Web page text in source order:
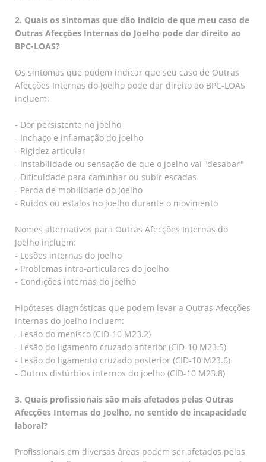
2. Quais os sintomas que dão indício de que meu caso de
Outras Afecções Internas do Joelho pode dar direito ao
BPC-LOAS?
Os sintomas que podem indicar que seu caso de Outras
Afecções Internas do Joelho pode dar direito ao BPC-LOAS
incluem:
- Dor persistente no joelho
- Inchaço e inflamação do joelho
- Rigidez articular
- Instabilidade ou sensação de que o joelho vai "desabar"
- Dificuldade para caminhar ou subir escadas
- Perda de mobilidade do joelho
- Ruídos ou estalos no joelho durante o movimento
Nomes alternativos para Outras Afecções Internas do
Joelho incluem:
- Lesões internas do joelho
- Problemas intra-articulares do joelho
- Condições internas do joelho
Hipóteses diagnósticas que podem levar a Outras Afecções
Internas do Joelho incluem:
- Lesão do menisco (CID-10 M23.2)
- Lesão do ligamento cruzado anterior (CID-10 M23.5)
- Lesão do ligamento cruzado posterior (CID-10 M23.6)
- Outros distúrbios internos do joelho (CID-10 M23.8)
3. Quais profissionais são mais afetados pelas Outras
Afecções Internas do Joelho, no sentido de incapacidade
laboral?
Profissionais em diversas áreas podem ser afetados pelas